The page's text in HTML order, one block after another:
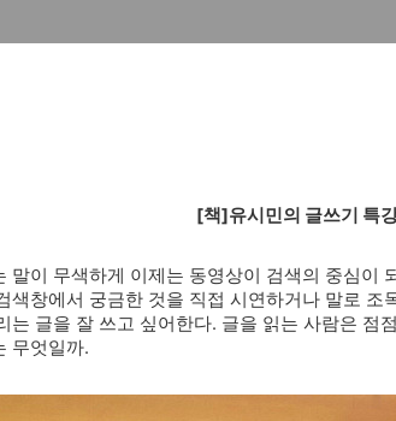
[책]유시민의 글쓰기 특
말이 무색하게 이제는 동영상이 검색의 중심이
색창에서 궁금한 것을 직접 시연하거나 말로 조
는 글을 잘 쓰고 싶어한다. 글을 읽는 사람은 점
무엇일까.